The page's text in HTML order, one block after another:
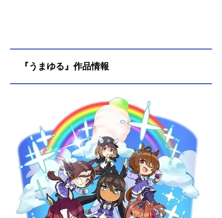
『うまゆる』作品情報